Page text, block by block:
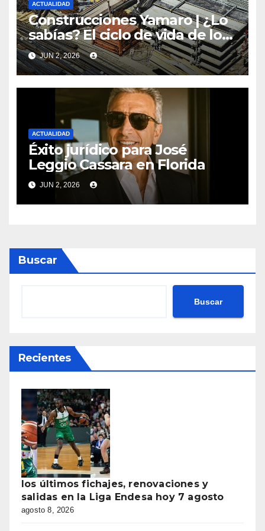
ACTUALIDAD
Construcciones Yamaro | ¿Lo
sabías? El ciclo de vida de los
materiales de construcción
revoluciona eficiencia en
proyectos modernos
JUN 2, 2026
ACTUALIDAD
Éxito jurídico para José
Leggio Cassara en Florida
JUN 2, 2026
Buscar
Buscar
Recientes
los últimos fichajes, renovaciones y
salidas en la Liga Endesa hoy 7 agosto
agosto 8, 2026